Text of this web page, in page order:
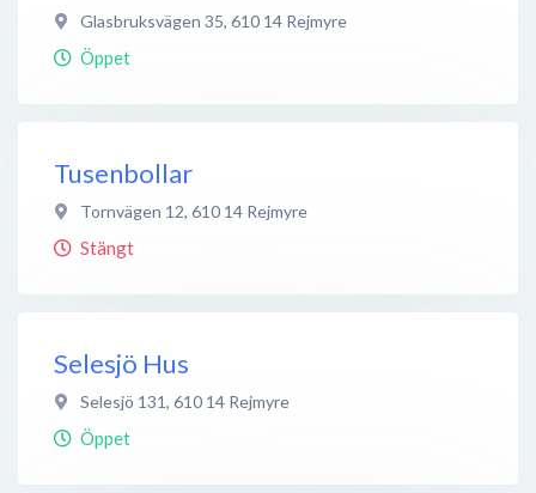
Glasbruksvägen 35, 610 14 Rejmyre
Öppet
Tusenbollar
Tornvägen 12, 610 14 Rejmyre
Stängt
Selesjö Hus
Selesjö 131, 610 14 Rejmyre
Öppet